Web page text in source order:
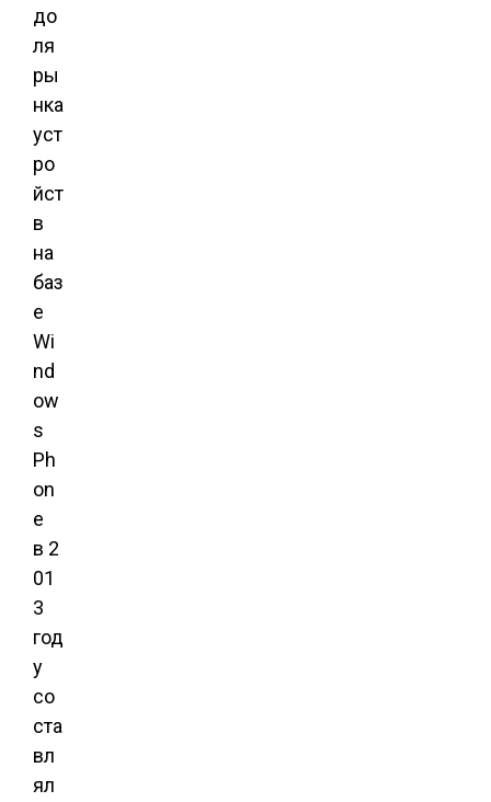
до
ля
ры
нка
уст
ро
йст
в
на
баз
е
Wi
nd
ow
s
Ph
on
e
в 2
01
3
год
у
со
ста
вл
ял